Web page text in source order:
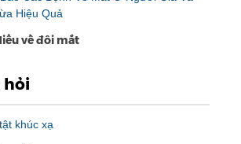
Hiệu Quả
về đôi mắt
hỏi
khúc xạ